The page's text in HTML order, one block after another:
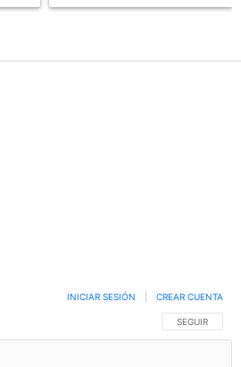
SIGA ESTA
SEGUIR
INICIAR SESIÓN CREAR CUENTA